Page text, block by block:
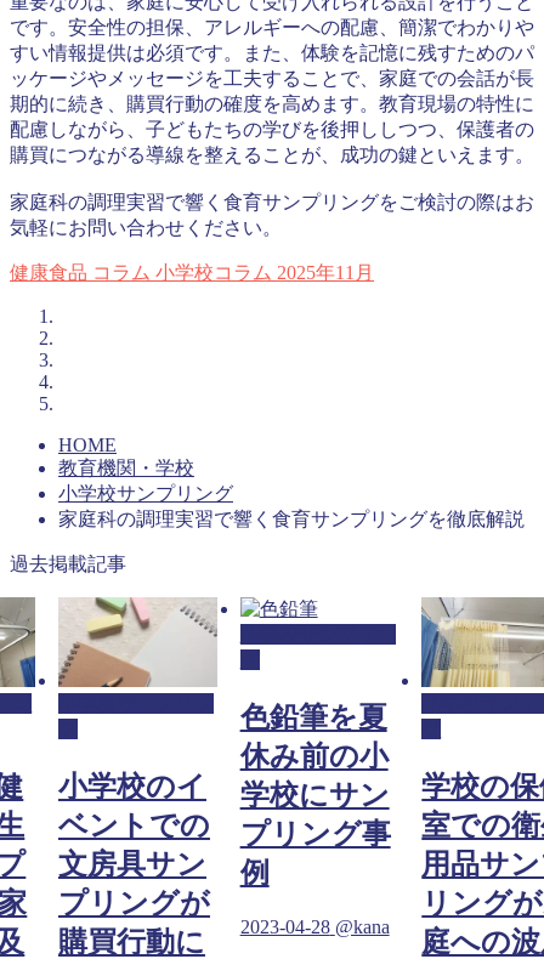
です。安全性の担保、アレルギーへの配慮、簡潔でわかりや
すい情報提供は必須です。また、体験を記憶に残すためのパ
ッケージやメッセージを工夫することで、家庭での会話が長
期的に続き、購買行動の確度を高めます。教育現場の特性に
配慮しながら、子どもたちの学びを後押ししつつ、保護者の
購買につながる導線を整えることが、成功の鍵といえます。
家庭科の調理実習で響く食育サンプリングをご検討の際はお
気軽にお問い合わせください。
健康食品 コラム 小学校コラム 2025年11月
HOME
教育機関・学校
小学校サンプリング
家庭科の調理実習で響く食育サンプリングを徹底解説
過去掲載記事
小学校のイ
ベントでの
文房具サン
プリングが
購買行動に
色鉛筆を夏
休み前の小
学校にサン
プリング事
例
2023-04-28 @kana
学校の
室での
用品サ
リング
庭への